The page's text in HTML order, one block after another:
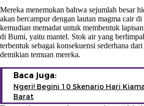
Mereka menemukan bahwa sejumlah besar
akan bercampur dengan lautan magma cair
kemudian memadat untuk membentuk
di Bumi, yaitu mantel. Stok air yang
terbentuk sebagai konsekuensi sederhana
demikian temuan mereka.
Baca juga:
Ngeri! Begini 10 Skenario Hari
Barat